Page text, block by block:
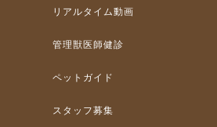
リアルタイム動画
管理獣医師健診
ペットガイド
スタッフ募集